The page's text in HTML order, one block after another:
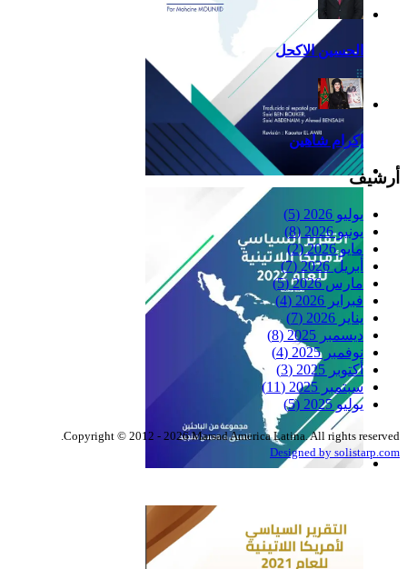
Reflexiones
الحسين الاكحل
إكرام شاهين
أرشيف
يوليو 2026
(5)
يونيو 2026
(8)
مايو 2026
(2)
أبريل 2026
(7)
مارس 2026
(5)
فبراير 2026
(4)
يناير 2026
(7)
ديسمبر 2025
(8)
نوفمبر 2025
(4)
أكتوبر 2025
(3)
سبتمبر 2025
(11)
يوليو 2025
(5)
Copyright © 2012 - 2026 Marsad America Latina. All rights reserved.
Designed by solistarp.com